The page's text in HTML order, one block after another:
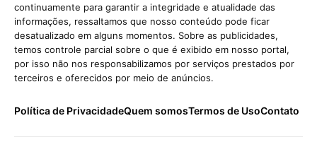
continuamente para garantir a integridade e atualidade das
informações, ressaltamos que nosso conteúdo pode ficar
desatualizado em alguns momentos. Sobre as publicidades,
temos controle parcial sobre o que é exibido em nosso portal,
por isso não nos responsabilizamos por serviços prestados por
terceiros e oferecidos por meio de anúncios.
Política de PrivacidadeQuem somosTermos de UsoContato